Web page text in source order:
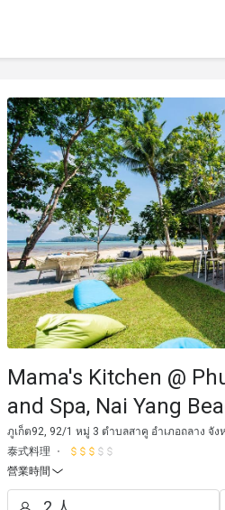
Mama's Kitchen @
and Spa, Nai Yang
ภูเก็ต92, 92/1 หมู่ 3 ตำบลสาคู อำเภอถลาง จัง
泰式料理
營業時間